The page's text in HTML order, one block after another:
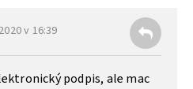
v 16:39
podpis, ale mac